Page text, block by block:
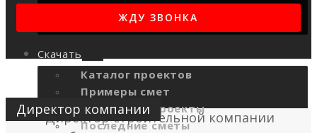
150 — 200 кв.м
210 — 500 кв.м
Скачать
Каталог проектов
Примеры смет
Акционные проекты
Последние сметы
Директор компании